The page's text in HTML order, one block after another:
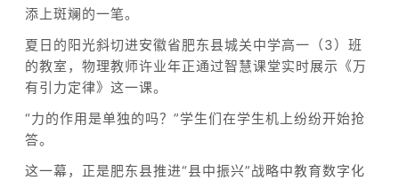
添上斑斓的一笔。
夏日的阳光斜切进安徽省肥东县城关中学高一（3）班
的教室，物理教师许业年正通过智慧课堂实时展示《万
有引力定律》这一课。
“力的作用是单独的吗？”学生们在学生机上纷纷开始抢
答。
这一幕，正是肥东县推进“县中振兴”战略中教育数字化